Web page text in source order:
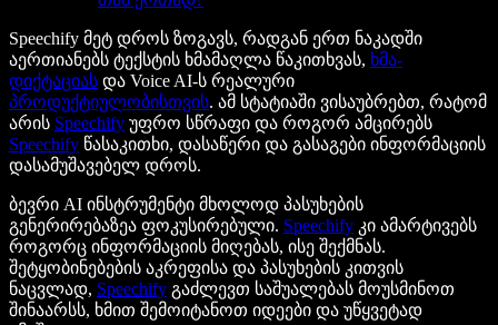
Speechify მეტ დროს ზოგავს, რადგან ერთ ნაკადში
აერთიანებს ტექსტის ხმამაღლა წაკითხვას, ხმა-
დიქტაციას და Voice AI-ს რეალური
პროდუქტიულობისთვის. ამ სტატიაში ვისაუბრებთ, რატომ
არის Speechify უფრო სწრაფი და როგორ ამცირებს
Speechify წასაკითხი, დასაწერი და გასაგები ინფორმაციის
დასამუშავებელ დროს.
ბევრი AI ინსტრუმენტი მხოლოდ პასუხების
გენერირებაზეა ფოკუსირებული. Speechify კი ამარტივებს
როგორც ინფორმაციის მიღებას, ისე შექმნას.
შეტყობინებების აკრეფისა და პასუხების კითვის
ნაცვლად, Speechify გაძლევთ საშუალებას მოუსმინოთ
შინაარსს, ხმით შემოიტანოთ იდეები და უწყვეტად